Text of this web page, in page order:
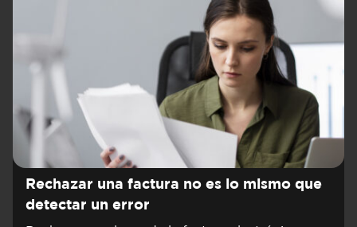
Rechazar una factura no es lo mismo que
detectar un error